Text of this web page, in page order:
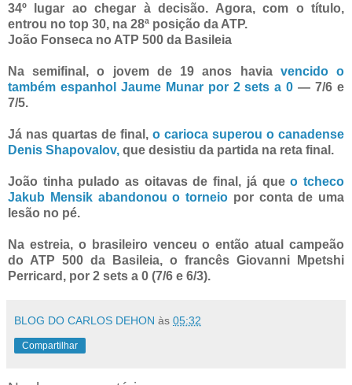
34º lugar ao chegar à decisão. Agora, com o título,
entrou no top 30, na 28ª posição da ATP.
João Fonseca no ATP 500 da Basileia
Na semifinal, o jovem de 19 anos havia vencido o
também espanhol Jaume Munar por 2 sets a 0 — 7/6 e
7/5.
Já nas quartas de final, o carioca superou o canadense
Denis Shapovalov, que desistiu da partida na reta final.
João tinha pulado as oitavas de final, já queo tcheco
Jakub Mensik abandonou o torneio por conta de uma
lesão no pé.
Na estreia, o brasileiro venceu o então atual campeão
do ATP 500 da Basileia, o francês Giovanni Mpetshi
Perricard, por 2 sets a 0 (7/6 e 6/3).
BLOG DO CARLOS DEHON às 05:32
Compartilhar